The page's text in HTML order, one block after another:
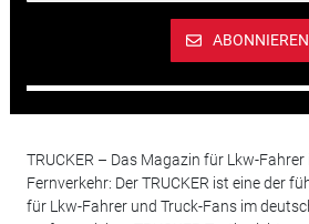
ABONNIEREN
TRUCKER – Das Magazin für Lkw-Fahrer
Fernverkehr: Der TRUCKER ist eine der
für Lkw-Fahrer und Truck-Fans im